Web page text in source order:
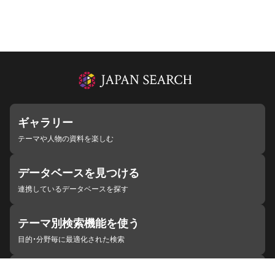
ギャラリー
テーマや人物の資料を楽しむ
データベースを見つける
連携しているデータベースを探す
テーマ別検索機能を使う
目的・分野毎に最適化された検索